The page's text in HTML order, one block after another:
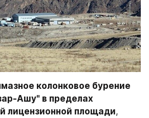
колонковое бурение
Ашу" в пределах
лицензионной площади,